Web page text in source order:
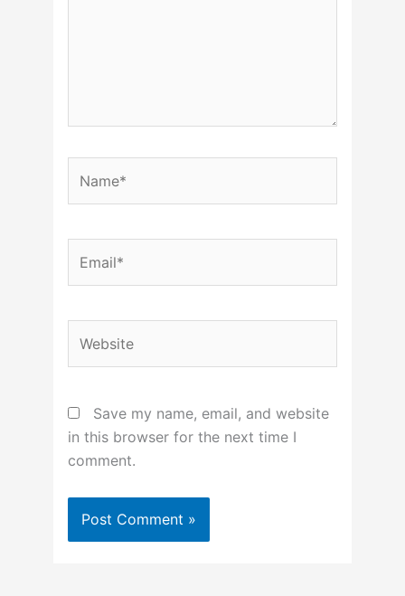
Save my name, email, and website
in this browser for the next time I
comment.